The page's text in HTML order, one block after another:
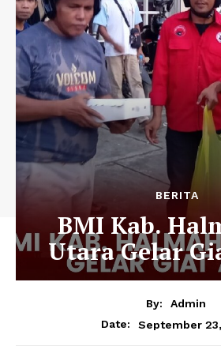
BERITA
BMI Kab.
Utara Gelar
By:
Admin
Date:
September